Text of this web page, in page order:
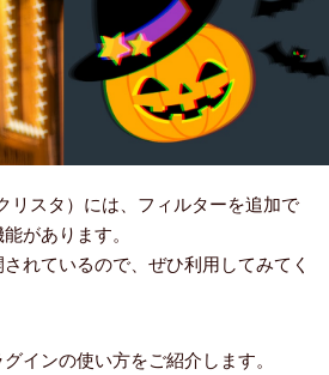
リスタ）には、フィルターを追加で
があります。
れているので、ぜひ利用してみてく
インの使い方をご紹介します。